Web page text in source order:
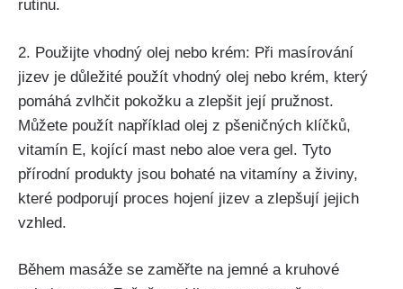
rutinu.
2. ⁢Použijte vhodný⁤ olej nebo krém: Při masírování​
jizev ⁤je důležité použít vhodný olej nebo⁤ krém, který⁢
pomáhá zvlhčit pokožku ⁣a ⁢zlepšit její pružnost.
Můžete použít ⁣například olej z pšeničných klíčků,
vitamín E,​ kojící mast nebo⁢ aloe vera⁢ gel. Tyto​
přírodní produkty jsou bohaté na vitamíny a živiny,
které podporují proces​ hojení ⁣jizev a zlepšují jejich
‌vzhled.
Během masáže se zaměřte‌ na jemné a ⁢kruhové